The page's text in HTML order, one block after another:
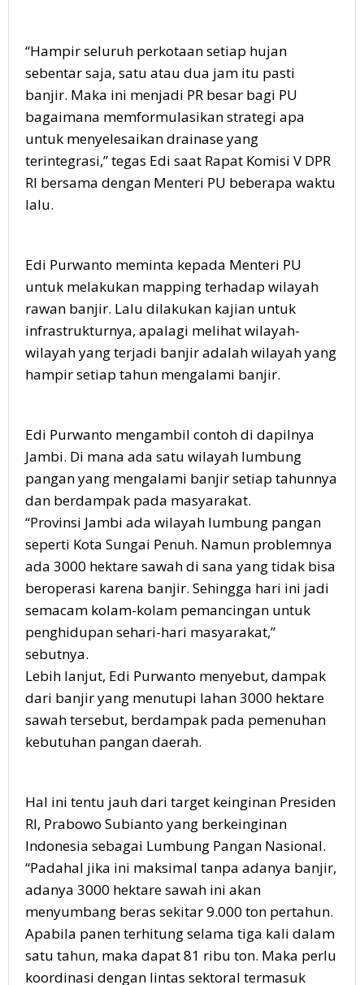
“Hampir seluruh perkotaan setiap hujan
sebentar saja, satu atau dua jam itu pasti
banjir. Maka ini menjadi PR besar bagi PU
bagaimana memformulasikan strategi apa
untuk menyelesaikan drainase yang
terintegrasi,” tegas Edi saat Rapat Komisi V DPR
RI bersama dengan Menteri PU beberapa waktu
lalu.
Edi Purwanto meminta kepada Menteri PU
untuk melakukan mapping terhadap wilayah
rawan banjir. Lalu dilakukan kajian untuk
infrastrukturnya, apalagi melihat wilayah-
wilayah yang terjadi banjir adalah wilayah yang
hampir setiap tahun mengalami banjir.
Edi Purwanto mengambil contoh di dapilnya
Jambi. Di mana ada satu wilayah lumbung
pangan yang mengalami banjir setiap tahunnya
dan berdampak pada masyarakat.
“Provinsi Jambi ada wilayah lumbung pangan
seperti Kota Sungai Penuh. Namun problemnya
ada 3000 hektare sawah di sana yang tidak bisa
beroperasi karena banjir. Sehingga hari ini jadi
semacam kolam-kolam pemancingan untuk
penghidupan sehari-hari masyarakat,”
sebutnya.
Lebih lanjut, Edi Purwanto menyebut, dampak
dari banjir yang menutupi lahan 3000 hektare
sawah tersebut, berdampak pada pemenuhan
kebutuhan pangan daerah.
Hal ini tentu jauh dari target keinginan Presiden
RI, Prabowo Subianto yang berkeinginan
Indonesia sebagai Lumbung Pangan Nasional.
“Padahal jika ini maksimal tanpa adanya banjir,
adanya 3000 hektare sawah ini akan
menyumbang beras sekitar 9.000 ton pertahun.
Apabila panen terhitung selama tiga kali dalam
satu tahun, maka dapat 81 ribu ton. Maka perlu
koordinasi dengan lintas sektoral termasuk